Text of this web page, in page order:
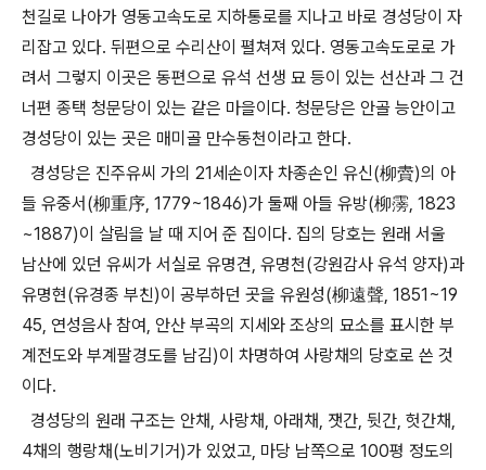
천길로 나아가 영동고속도로 지하통로를 지나고 바로 경성당이 자
리잡고 있다. 뒤편으로 수리산이 펼쳐져 있다. 영동고속도로로 가
려서 그렇지 이곳은 동편으로 유석 선생 묘 등이 있는 선산과 그 건
너편 종택 청문당이 있는 같은 마을이다. 청문당은 안골 능안이고
경성당이 있는 곳은 매미골 만수동천이라고 한다.
경성당은 진주유씨 가의 21세손이자 차종손인 유신(柳賮)의 아
들 유중서(柳重序, 1779~1846)가 둘째 아들 유방(柳霶, 1823
~1887)이 살림을 날 때 지어 준 집이다. 집의 당호는 원래 서울
남산에 있던 유씨가 서실로 유명견, 유명천(강원감사 유석 양자)과
유명현(유경종 부친)이 공부하던 곳을 유원성(柳遠聲, 1851~19
45, 연성음사 참여, 안산 부곡의 지세와 조상의 묘소를 표시한 부
계전도와 부계팔경도를 남김)이 차명하여 사랑채의 당호로 쓴 것
이다.
경성당의 원래 구조는 안채, 사랑채, 아래채, 잿간, 뒷간, 헛간채,
4채의 행랑채(노비기거)가 있었고, 마당 남쪽으로 100평 정도의